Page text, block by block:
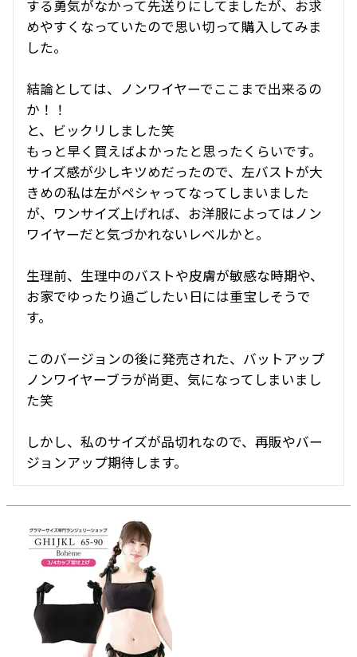
する勇気がなかって先送りにしてましたが、お求
めやすくなっていたので思い切って購入してみま
した。
結論としては、ノンワイヤーでここまで出来るの
か！！
と、ビックリしました笑
もっと早く買えばよかったと思ったくらいです。
サイズ感が少しキツめだったので、左バストが大
きめの私は左がペシャってなってしまいました
が、ワンサイズ上げれば、お洋服によってはノン
ワイヤーだと気づかれないレベルかと。
生理前、生理中のバストや皮膚が敏感な時期や、
お家でゆったり過ごしたい日には重宝しそうで
す。
このバージョンの後に発売された、バットアップ
ノンワイヤーブラが尚更、気になってしまいまし
た笑
しかし、私のサイズが品切れなので、再販やバー
ジョンアップ期待します。